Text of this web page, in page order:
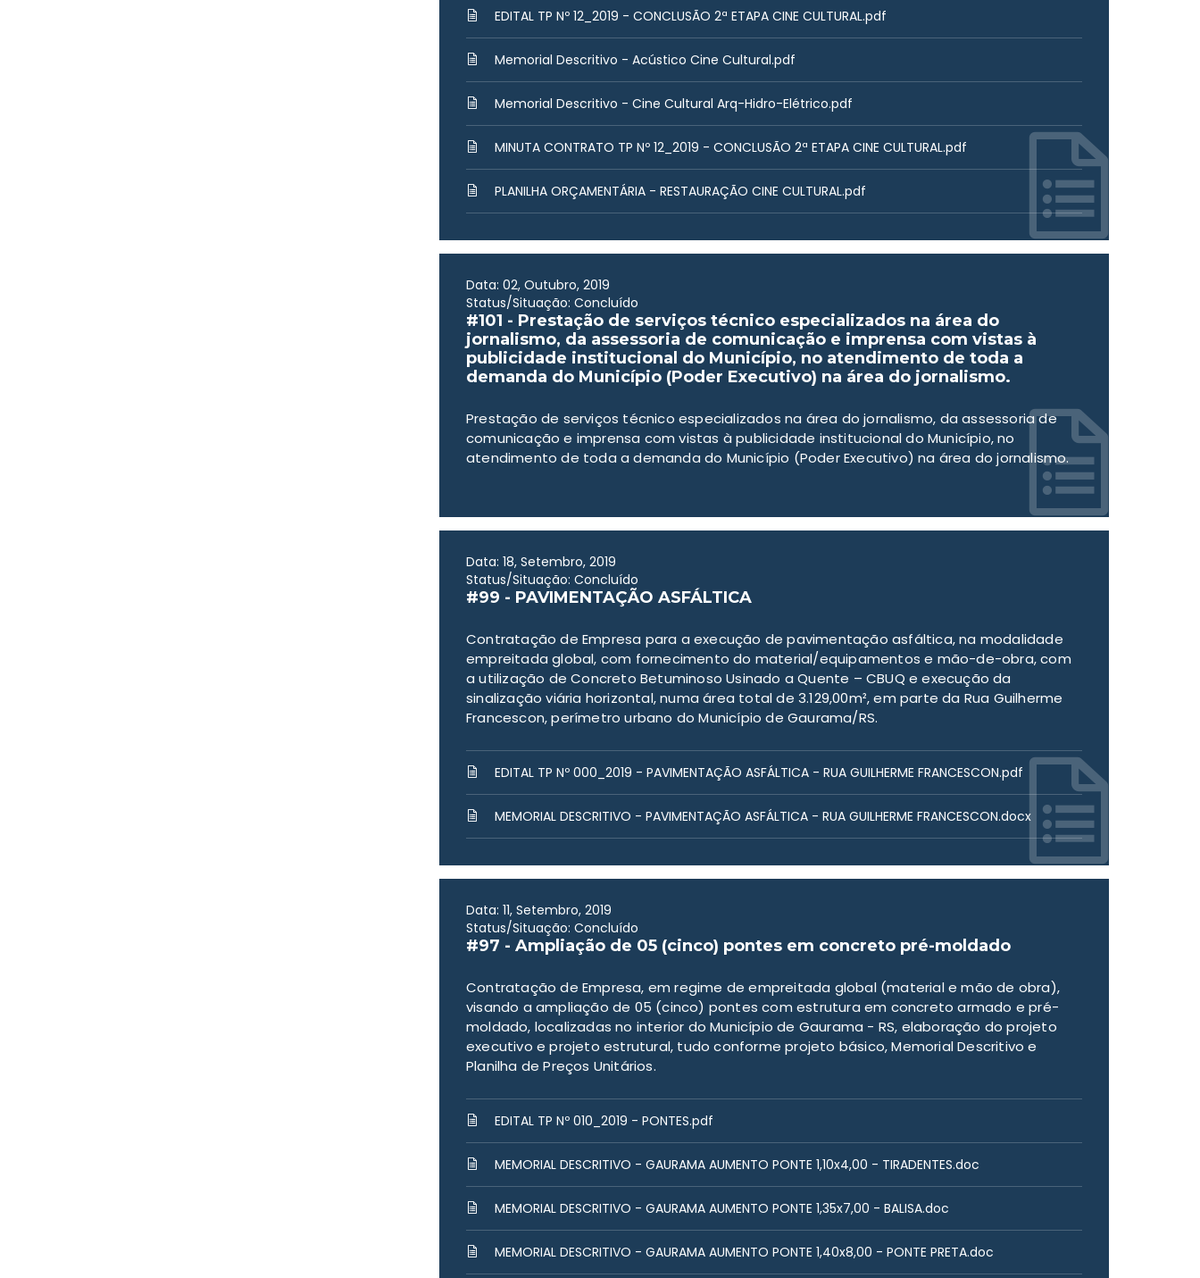
EDITAL TP Nº 12_2019 - CONCLUSÃO 2ª ETAPA CINE CULTURAL.pdf
Memorial Descritivo - Acústico Cine Cultural.pdf
Memorial Descritivo - Cine Cultural Arq-Hidro-Elétrico.pdf
MINUTA CONTRATO TP Nº 12_2019 - CONCLUSÃO 2ª ETAPA CINE CULTURAL.pdf
PLANILHA ORÇAMENTÁRIA - RESTAURAÇÃO CINE CULTURAL.pdf
Data: 02, Outubro, 2019
Status/Situação: Concluído
#101 - Prestação de serviços técnico especializados na área do
jornalismo, da assessoria de comunicação e imprensa com vistas à
publicidade institucional do Município, no atendimento de toda a
demanda do Município (Poder Executivo) na área do jornalismo.
Prestação de serviços técnico especializados na área do jornalismo, da assessoria de
comunicação e imprensa com vistas à publicidade institucional do Município, no
atendimento de toda a demanda do Município (Poder Executivo) na área do jornalismo.
Data: 18, Setembro, 2019
Status/Situação: Concluído
#99 - PAVIMENTAÇÃO ASFÁLTICA
Contratação de Empresa para a execução de pavimentação asfáltica, na modalidade
empreitada global, com fornecimento do material/equipamentos e mão-de-obra, com
a utilização de Concreto Betuminoso Usinado a Quente – CBUQ e execução da
sinalização viária horizontal, numa área total de 3.129,00m², em parte da Rua Guilherme
Francescon, perímetro urbano do Município de Gaurama/RS.
EDITAL TP Nº 000_2019 - PAVIMENTAÇÃO ASFÁLTICA - RUA GUILHERME FRANCESCON.pdf
MEMORIAL DESCRITIVO - PAVIMENTAÇÃO ASFÁLTICA - RUA GUILHERME FRANCESCON.docx
Data: 11, Setembro, 2019
Status/Situação: Concluído
#97 - Ampliação de 05 (cinco) pontes em concreto pré-moldado
Contratação de Empresa, em regime de empreitada global (material e mão de obra),
visando a ampliação de 05 (cinco) pontes com estrutura em concreto armado e pré-
moldado, localizadas no interior do Município de Gaurama - RS, elaboração do projeto
executivo e projeto estrutural, tudo conforme projeto básico, Memorial Descritivo e
Planilha de Preços Unitários.
EDITAL TP Nº 010_2019 - PONTES.pdf
MEMORIAL DESCRITIVO - GAURAMA AUMENTO PONTE 1,10x4,00 - TIRADENTES.doc
MEMORIAL DESCRITIVO - GAURAMA AUMENTO PONTE 1,35x7,00 - BALISA.doc
MEMORIAL DESCRITIVO - GAURAMA AUMENTO PONTE 1,40x8,00 - PONTE PRETA.doc